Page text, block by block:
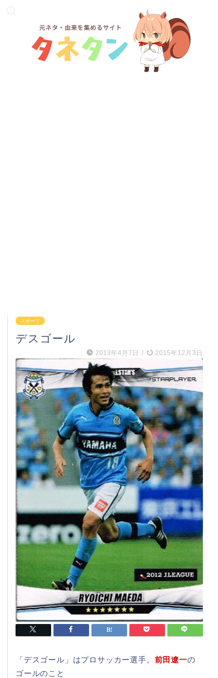
スポーツ
デスゴール
2013年4月7日 / 2015年12月3日
「デスゴール」はプロサッカー選手。 前田遼一の
ゴールのこと